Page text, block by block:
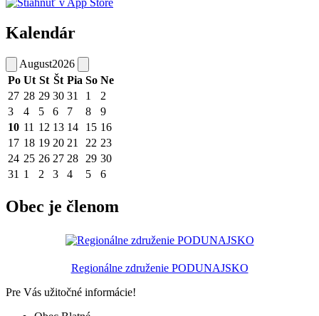
Kalendár
August2026
Po Ut St Št Pia So Ne
27 28 29 30 31 1
2
3
4 5 6 7 8
9
10 11 12 13 14 15 16
17 18 19 20 21 22 23
24 25 26 27 28 29 30
31 1 2 3 4 5 6
Obec je členom
Regionálne združenie PODUNAJSKO
Pre Vás užitočné informácie!